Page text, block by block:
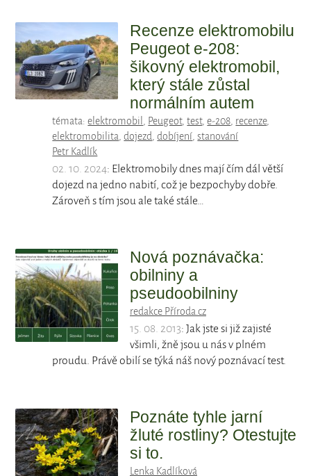
Recenze elektromobilu
Peugeot e-208:
šikovný elektromobil,
který stále zůstal
normálním autem
témata:elektromobil , Peugeot,test,e-208, recenze,
elektromobilita,dojezd,dobíjení,stanování
Petr Kadlík
02. 10. 2024: Elektromobily dnes mají čím dál větší
dojezd na jedno nabití, což je bezpochyby dobře.
Zároveň s tím jsou ale také stále…
Nová poznávačka:
obilniny a
pseudoobilniny
redakce Příroda.cz
15. 08. 2013: Jak jste si již zajisté
všimli, žně jsou u nás v plném
proudu. Právě obilí se týká náš nový poznávací test.
Poznáte tyhle jarní
žluté rostliny? Otestujte
si to.
Lenka Kadlíková